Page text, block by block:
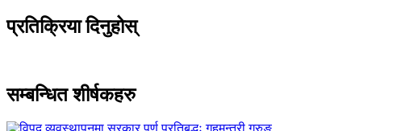
प्रतिक्रिया दिनुहोस्
सम्बन्धित शीर्षकहरु